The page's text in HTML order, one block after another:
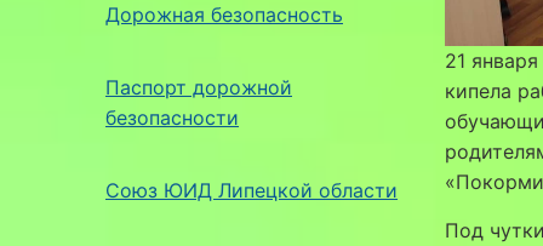
Дорожная безопасность
Паспорт дорожной
безопасности
Союз ЮИД Липецкой области
21
кипела
Под